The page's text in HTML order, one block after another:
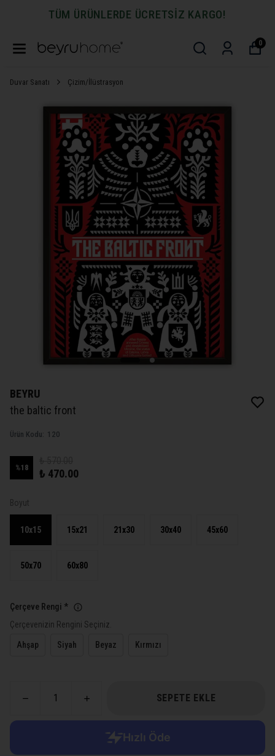
TÜM ÜRÜNLERDE ÜCRETSİZ KARGO!
0
Duvar Sanatı Çizim/İlüstrasyon
BEYRU
the baltic front
Ürün Kodu: 120
%18 ₺ 470.00
Boyut
10x15 15x21 21x30 30x40 45x60
50x70 60x80
Çerçeve Rengi *
Çerçevenizin Rengini Seçiniz.
Ahşap Siyah Beyaz Kırmızı
SEPETE EKLE